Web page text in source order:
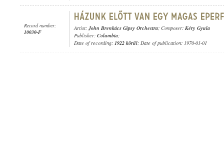
Record number:
10030-F
Artist:John Brenkács Gipsy Orchestra; Composer: Kéry Gyula
Publisher: Columbia;
Date of recording: 1922 körül; Date of publication: 1970-01-01